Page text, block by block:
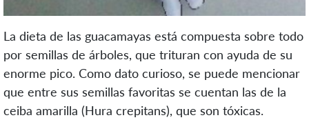
La dieta de las guacamayas está compuesta sobre todo
por semillas de árboles, que trituran con ayuda de su
enorme pico. Como dato curioso, se puede mencionar
que entre sus semillas favoritas se cuentan las de la
ceiba amarilla (Hura crepitans), que son tóxicas.